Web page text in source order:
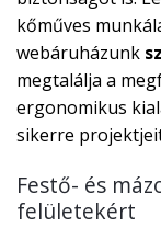
kőműves
webáruházunk
megtalálja a
ergonomikus
sikerre
Festő- és
felületekért